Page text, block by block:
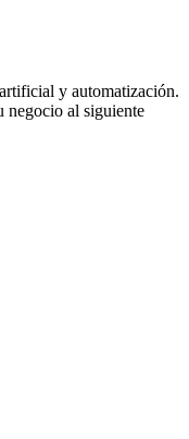
y automatización.
negocio al siguiente